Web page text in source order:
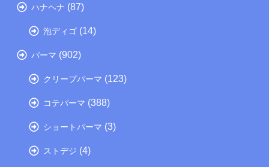
ハナヘナ (87)
泡ディゴ (14)
パーマ (902)
クリープパーマ (123)
コテパーマ (388)
ショートパーマ (3)
ストデジ (4)